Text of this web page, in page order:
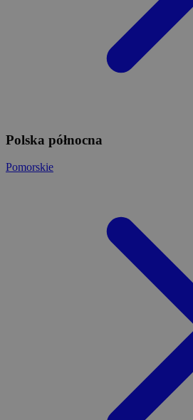
Polska północna
Pomorskie